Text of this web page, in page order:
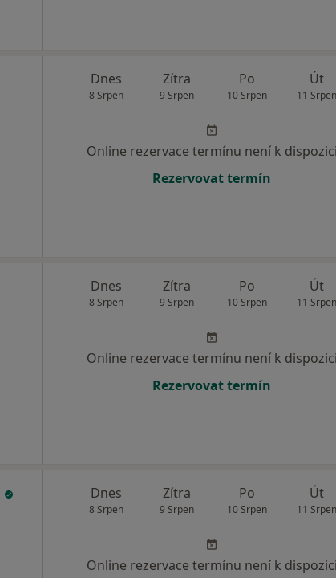
Dnes
8 Srpen
Zítra
9 Srpen
Po
10 Srpen
Út
11 Srpen
Online rezervace termínu není k dispozici
Rezervovat termín
Dnes
8 Srpen
Zítra
9 Srpen
Po
10 Srpen
Út
11 Srpen
Online rezervace termínu není k dispozici
Rezervovat termín
Dnes
8 Srpen
Zítra
9 Srpen
Po
10 Srpen
Út
11 Srpen
Online rezervace termínu není k dispozici